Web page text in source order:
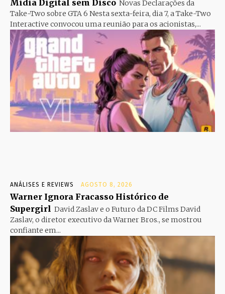
Mídia Digital sem Disco Novas Declarações da
Take-Two sobre GTA 6 Nesta sexta-feira, dia 7, a Take-Two
Interactive convocou uma reunião para os acionistas,...
ANÁLISES E REVIEWS AGOSTO 8, 2026
Warner Ignora Fracasso Histórico de
Supergirl David Zaslav e o Futuro da DC Films David
Zaslav, o diretor executivo da Warner Bros., se mostrou
confiante em...